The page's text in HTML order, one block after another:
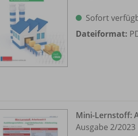
Sofort
Dateiformat:
Mini-Lernstoff:
Ausgabe 2/2023